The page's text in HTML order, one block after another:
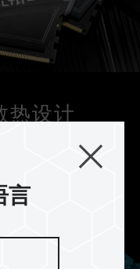
热设计
使用专业导热硅
有效稳定电源管
言